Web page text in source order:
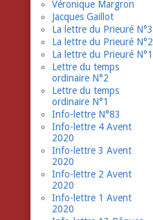
Véronique Margron
Jacques Gaillot
La lettre du Prieuré N°3
La lettre du Prieuré N°2
La lettre du Prieuré N°1
Lettre du temps
ordinaire N°2
Lettre du temps
ordinaire N°1
Info-lettre N°83
Info-lettre 4 Avent
2020
Info-lettre 3 Avent
2020
Info-lettre 2 Avent
2020
Info-lettre 1 Avent
2020